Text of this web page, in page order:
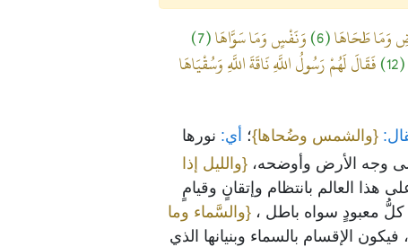
وَمَا طَحَاهَا(6) وَنَفْسٍ وَمَا سَوَّاهَا(7)
(12)
فَقَالَ لَهُمْ رَسُولُ اللَّهِ نَاقَةَ اللَّهِ وَسُقْيَاهَا
{والشمس وضُحاها}؛ أي: نورها
وجه الأرض وأوضحه، {والليل إذا
العالم بانتظام وإتقانٍ وقيامٍ
كلُّ معبودٍ سواه باطل ، {والسَّماء وما
الإقسام بالسماء وبنيانها الذي